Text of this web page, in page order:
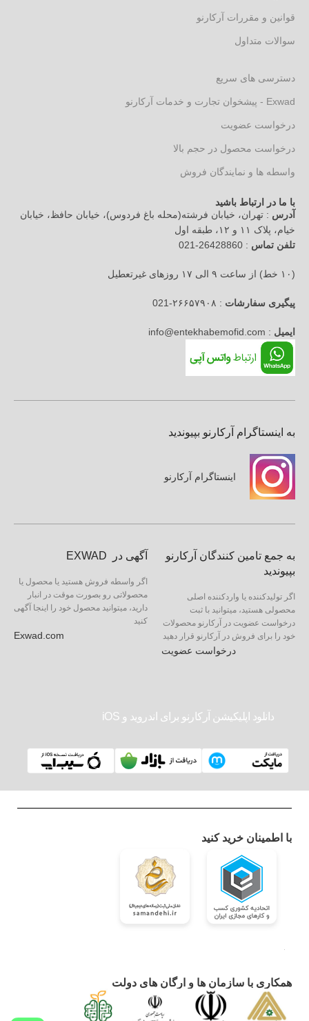
قوانین و مقررات آرکارنو
سوالات متداول
دسترسی های سریع
Exwad - پیشخوان تجارت و خدمات آرکارنو
درخواست عضویت
درخواست محصول در حجم بالا
واسطه ها و نمایندگان فروش
با ما در ارتباط باشید
آدرس : تهران، خیابان فرشته(محله باغ فردوس)، خیابان حافظ، خیابان
خیام، پلاک ۱۱ و ۱۲، طبقه اول
تلفن تماس : 26428860-021
(۱۰ خط) از ساعت ۹ الی ۱۷ روزهای غیرتعطیل
پیگیری سفارشات : ۲۶۶۵۷۹۰۸-021
ایمیل : info@entekhabemofid.com
به اینستاگرام آرکارنو بپیوندید
اینستاگرام آرکارنو
به جمع تامین کنندگان آرکارنو
بپیوندید
اگر تولیدکننده یا واردکننده اصلی
محصولی هستید، میتوانید با ثبت
درخواست عضویت در آرکارنو محصولات
خود را برای فروش در آرکارنو قرار دهید
درخواست عضویت
آگهی در EXWAD
اگر واسطه فروش هستید یا محصول یا
محصولاتی رو بصورت موقت در انبار
دارید، میتوانید محصول خود را اینجا آگهی
کنید
Exwad.com
دانلود اپلیکیشن آرکارنو برای اندروید و iOS
با اطمینان خرید کنید
همکاری با سازمان ها و ارگان های دولت